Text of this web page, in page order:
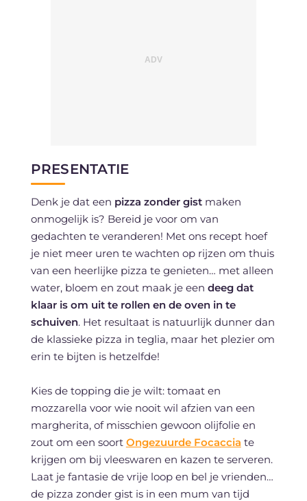
PRESENTATIE
Denk je dat een pizza zonder gistmaken
onmogelijk is? Bereid je voor om van
gedachten te veranderen! Met ons recept hoef
je niet meer uren te wachten op rijzen om thuis
van een heerlijke pizza te genieten… met alleen
water, bloem en zout maak je een deeg dat
klaar is om uit te rollen en de oven in te
schuiven. Het resultaat is natuurlijk dunner dan
de klassieke pizza in teglia, maar het plezier om
erin te bijten is hetzelfde!
Kies de topping die je wilt: tomaat en
mozzarella voor wie nooit wil afzien van een
margherita, of misschien gewoon olijfolie en
zout om een soort Ongezuurde Focaccia te
krijgen om bij vleeswaren en kazen te serveren.
Laat je fantasie de vrije loop en bel je vrienden…
de pizza zonder gist is in een mum van tijd